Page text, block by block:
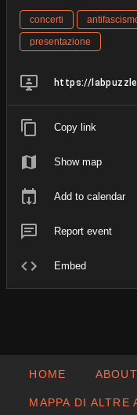
concerti
presentazione
Copy link
Show map
Add to calendar
Report event
Embed
HOME ABOUT
MAPPA DI ALTRE